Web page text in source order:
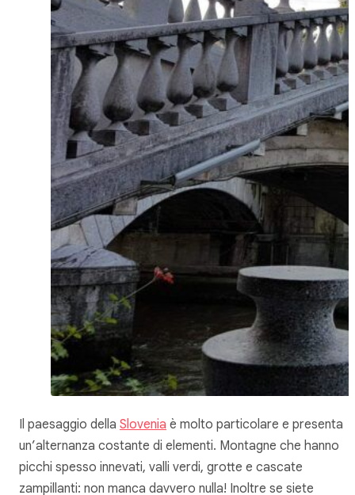
Il paesaggio della Slovenia è molto particolare e presenta
un’alternanza costante di elementi. Montagne che hanno
picchi spesso innevati, valli verdi, grotte e cascate
zampillanti: non manca davvero nulla! Inoltre se siete